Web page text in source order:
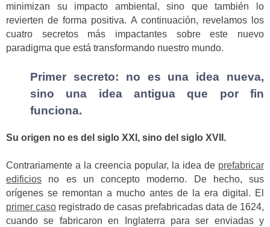
minimizan su impacto ambiental, sino que también lo
revierten de forma positiva. A continuación, revelamos los
cuatro secretos más impactantes sobre este nuevo
paradigma que está transformando nuestro mundo.
Primer secreto: no es una idea nueva,
sino una idea antigua que por fin
funciona.
Su origen no es del siglo XXI, sino del siglo XVII.
Contrariamente a la creencia popular, la idea de prefabricar
edificios no es un concepto moderno. De hecho, sus
orígenes se remontan a mucho antes de la era digital. El
primer caso registrado de casas prefabricadas data de 1624,
cuando se fabricaron en Inglaterra para ser enviadas y